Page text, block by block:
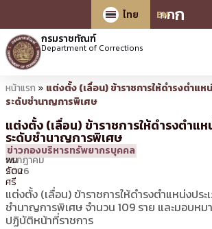
กกก
ไทย
EN
กรมราชทัณฑ์
Department of Corrections
หน้าแรก » แต่งตั้ง (เลื่อน) ข้าราชการให้ดำรงตำแห
ระดับชำนาญการพิเศษ
แต่งตั้ง (เลื่อน) ข้าราชการให้ดำรงตำแห
ระดับชำนาญการพิเศษ
1
กรกฎาคม
2026
18:24 น.
โดย
ศิร
พิม
รัตน
ศรี
ข่าวกองบริหารทรัพยากรบุคคล
แต่งตั้ง (เลื่อน) ข้าราชการให้ดำรงตำแหน่งประ
ชำนาญการพิเศษ จำนวน 109 ราย และมอบหม
ปฏิบัติหน้าที่ราชการ